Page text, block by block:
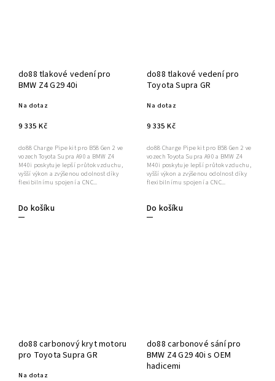
do88 tlakové vedení pro
BMW Z4 G29 40i
Na dotaz
9 335 Kč
Do košíku
do88 Charge Pipe kit pro B58 Gen 2 ve
vozech Toyota Supra A90 a BMW Z4
M40i poskytuje lepší průtok vzduchu,
vyšší výkon a zvýšenou odolnost díky
flexibilnímu spojení a CNC...
do88 tlakové vedení pro
Toyota Supra GR
Na dotaz
9 335 Kč
Do košíku
do88 Charge Pipe kit pro B58 Gen 2 ve
vozech Toyota Supra A90 a BMW Z4
M40i poskytuje lepší průtok vzduchu,
vyšší výkon a zvýšenou odolnost díky
flexibilnímu spojení a CNC...
do88 carbonový kryt motoru
pro Toyota Supra GR
Na dotaz
do88 carbonové sání pro
BMW Z4 G29 40i s OEM
hadicemi